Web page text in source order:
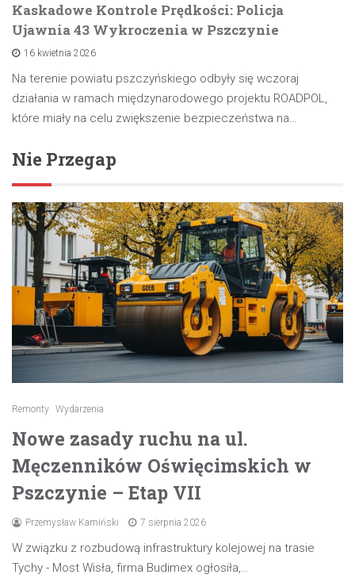
Kaskadowe Kontrole Prędkości: Policja
Ujawnia 43 Wykroczenia w Pszczynie
16 kwietnia 2026
Na terenie powiatu pszczyńskiego odbyły się wczoraj
działania w ramach międzynarodowego projektu ROADPOL,
które miały na celu zwiększenie bezpieczeństwa na…
Nie Przegap
Remonty Wydarzenia
Nowe zasady ruchu na ul.
Męczenników Oświęcimskich w
Pszczynie – Etap VII
Przemysław Kamiński 7 sierpnia 2026
W związku z rozbudową infrastruktury kolejowej na trasie
Tychy - Most Wisła, firma Budimex ogłosiła,…